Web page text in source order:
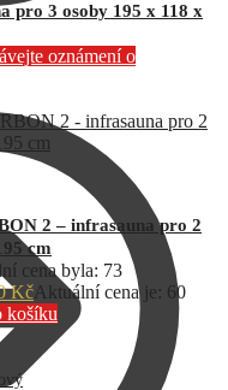
pro 3 osoby 195 x 118 x
oznámení o
2 – infrasauna pro 2
cm
cena byla: 73
Kč Aktuální cena je: 60
košíku